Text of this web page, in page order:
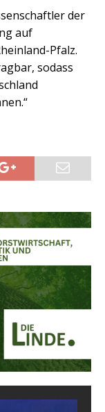
der
auf
Pfalz.
sodass